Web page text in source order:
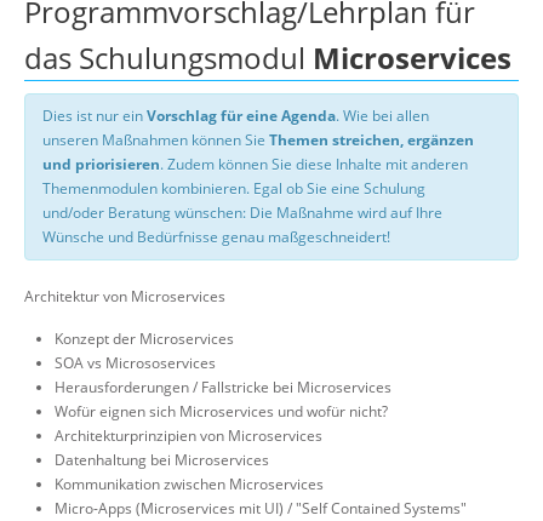
Programmvorschlag/Lehrplan für
das Schulungsmodul Microservices
Dies ist nur einVorschlag für eine Agenda. Wie bei allen
unseren Maßnahmen können Sie Themen streichen, ergänzen
und priorisieren. Zudem können Sie diese Inhalte mit anderen
Themenmodulen kombinieren. Egal ob Sie eine Schulung
und/oder Beratung wünschen: Die Maßnahme wird auf Ihre
Wünsche und Bedürfnisse genau maßgeschneidert!
Architektur von Microservices
Konzept der Microservices
SOA vs Micrososervices
Herausforderungen / Fallstricke bei Microservices
Wofür eignen sich Microservices und wofür nicht?
Architekturprinzipien von Microservices
Datenhaltung bei Microservices
Kommunikation zwischen Microservices
Micro-Apps (Microservices mit UI) / "Self Contained Systems"